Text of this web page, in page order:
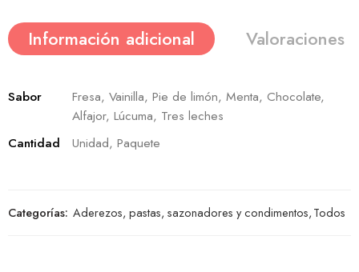
Información adicional Valoraciones
Sabor
Fresa, Vainilla, Pie de limón, Menta, Chocolate,
Alfajor, Lúcuma, Tres leches
Cantidad
Unidad, Paquete
Categorías: Aderezos, pastas, sazonadores y condimentos,Todos